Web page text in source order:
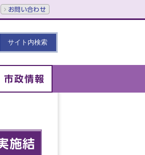
お問い合わせ
市政情報
施結